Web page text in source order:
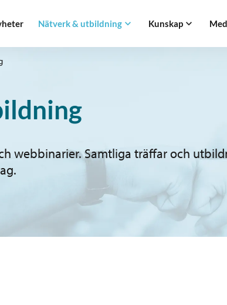
Nätverk & utbildning Kunskap
webbinarier. Samtliga träffar och